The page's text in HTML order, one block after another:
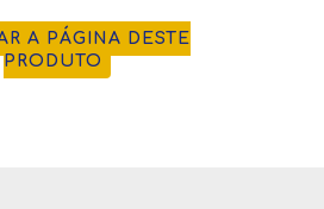
A PÁGINA DESTE
PRODUTO